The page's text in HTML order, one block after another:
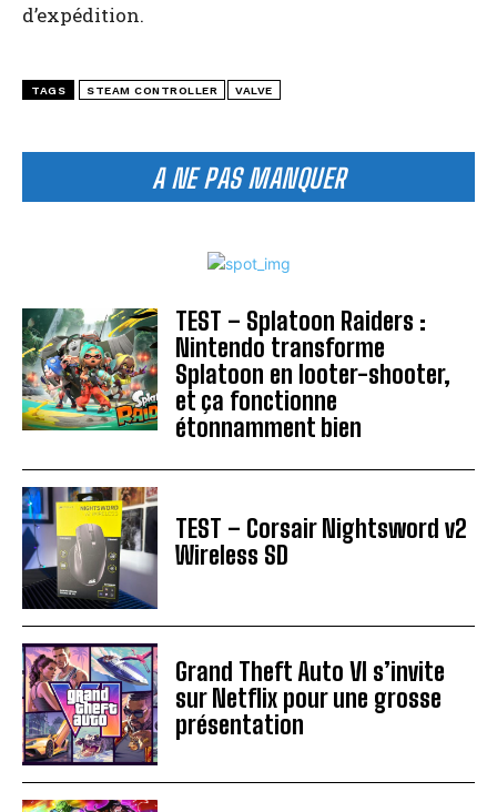
A NE PAS MANQUER
TEST – Splatoon Raiders :
Nintendo transforme
Splatoon en looter-shooter,
et ça fonctionne
étonnamment bien
TEST – Corsair Nightsword v2
Wireless SD
Grand Theft Auto VI s’invite
sur Netflix pour une grosse
présentation
d’expédition.
TAGS STEAM CONTROLLER VALVE